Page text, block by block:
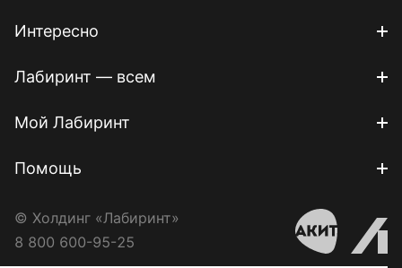
Интересно
Лабиринт — всем
Мой Лабиринт
Помощь
© Холдинг «Лабиринт»
8 800 600-95-25